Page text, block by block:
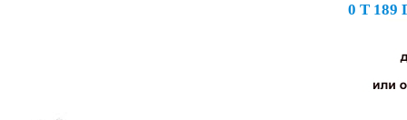
0 Т 189